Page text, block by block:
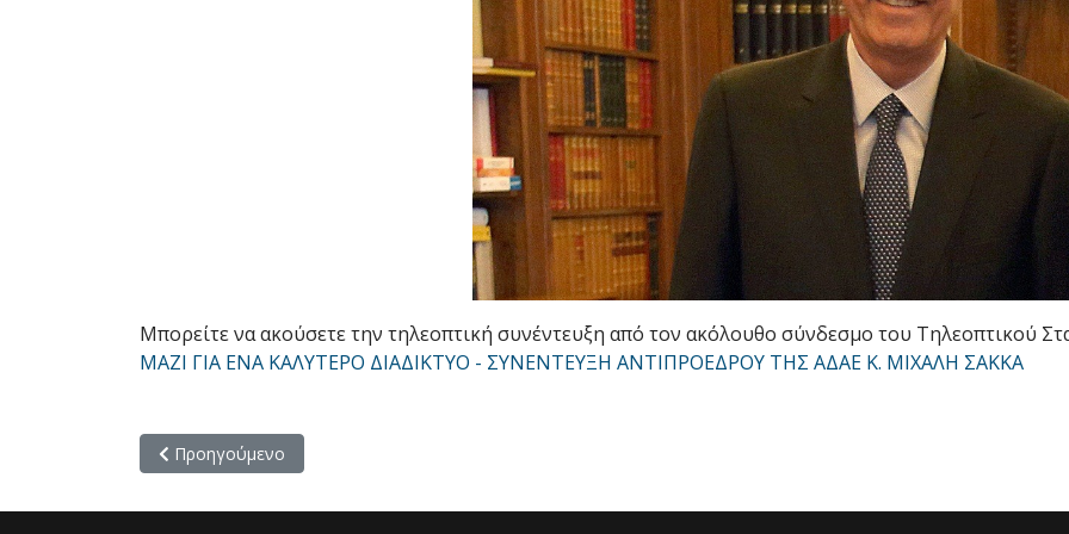
Μπορείτε να ακούσετε την τηλεοπτική συνέντευξη από τον ακόλουθο σύνδεσμο του Τηλεοπτικού
MAΖΙ ΓΙΑ ΕΝΑ ΚΑΛΥΤΕΡΟ ΔΙΑΔΙΚΤΥΟ - ΣΥΝΕΝΤΕΥΞΗ ΑΝΤΙΠΡΟΕΔΡΟΥ ΤΗΣ ΑΔΑΕ Κ. ΜΙΧΑΛΗ ΣΑΚΚA
Προηγούμενο άρθρο: Διενέργεια ακρόασης την 06-03-2019 (Απόφαση υπ'αριθμ. 384/2018)
Προηγούμενο